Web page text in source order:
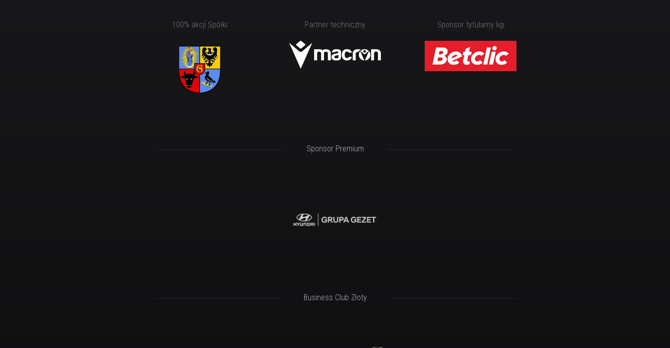
100% akcji Spółki Partner techniczny Sponsor tytularny ligi
Sponsor Premium
Business Club Złoty